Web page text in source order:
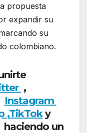
propuesta
expandir su
su
colombiano.
,
Instagram
,TikToky
un